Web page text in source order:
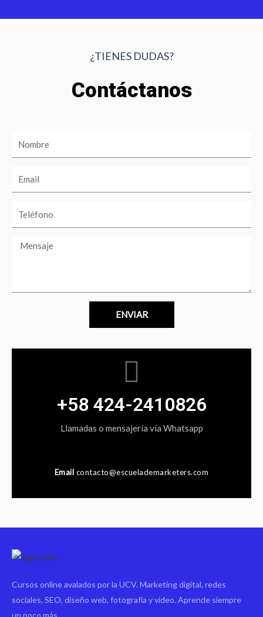
¿TIENES DUDAS?
Contáctanos
ENVIAR
+58 424-2410826
Llamadas o mensajería vía Whatsapp
Email contacto@escuelademarketers.com
Cursos online avalados por la UCV. Marketing digital, redes
sociales, SEO, diseño web, fotografía y video. Aprende siempre
un poco más.